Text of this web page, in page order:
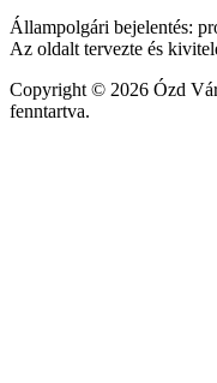
Állampolgári bejelentés:
Az oldalt tervezte és
Copyright © 2026 Ózd
fenntartva.